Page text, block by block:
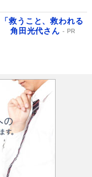
「救うこと、救われる
角田光代さん
PR